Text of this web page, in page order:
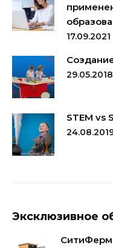
17.09.2021
29.05.2018
STEM vs
Эксклюзивное